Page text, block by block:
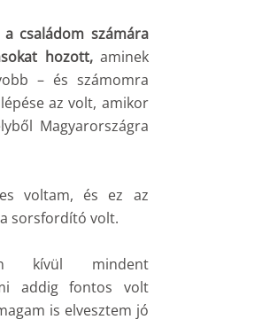
családom számára
hozott,aminek
– és számomra
az volt, amikor
Magyarországra
voltam, és ez az
sorsfordító volt.
kívül mindent
addig fontos volt
is elvesztem jó